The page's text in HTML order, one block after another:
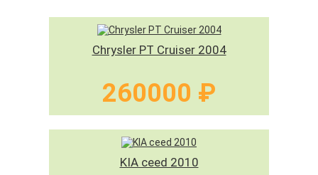
Chrysler PT Cruiser 2004
260000 ₽
KIA ceed 2010